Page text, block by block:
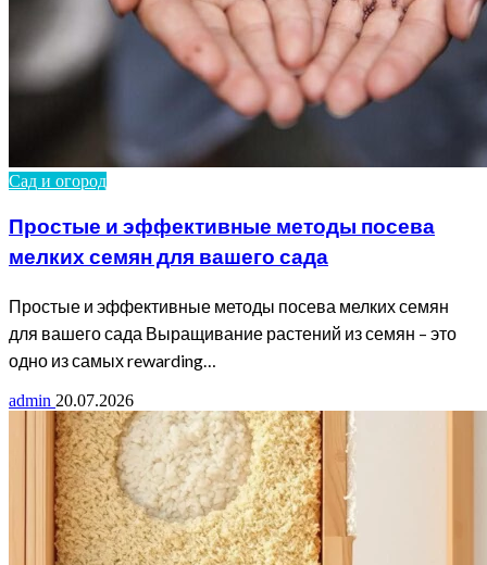
Сад и огород
Простые и эффективные методы посева
мелких семян для вашего сада
Простые и эффективные методы посева мелких семян
для вашего сада Выращивание растений из семян – это
одно из самых rewarding…
admin 20.07.2026